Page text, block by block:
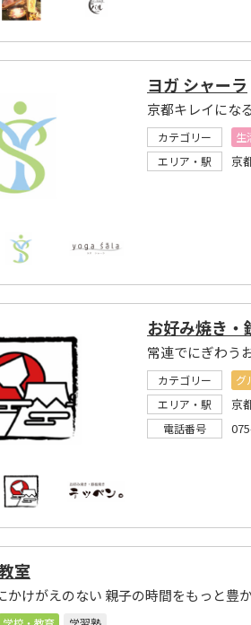
ヨガ シャーラ
京都キレイにな
カテゴリー 生
エリア・駅
京
お好み焼き・
常連でにぎわう
カテゴリー グ
エリア・駅
京
電話番号
室
かけがえのない 親子の時間をもっと豊